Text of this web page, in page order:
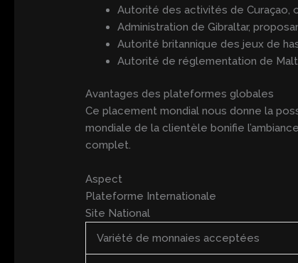
Autorité des activités de Curaçao,
Administration de Gibraltar,
Autorité britannique des jeux de
Autorité de réglementation de
Avantages des plateformes globales
Ce placement mondial nous donne la
mondiale de la clientèle bonifie
complet.
Aspect
Plateforme Internationale
Site National
Variété de monnaies acceptées